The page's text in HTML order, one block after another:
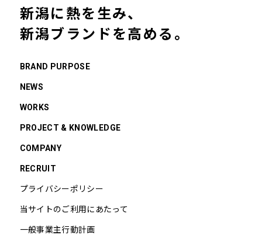
新潟に熱を生み、
新潟ブランドを高める。
BRAND PURPOSE
NEWS
WORKS
PROJECT & KNOWLEDGE
COMPANY
RECRUIT
プライバシーポリシー
当サイトのご利用にあたって
一般事業主行動計画